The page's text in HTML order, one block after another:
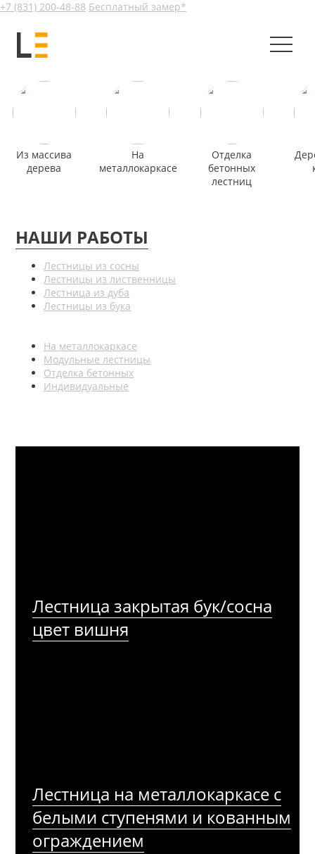
+7 (831) 200-48-88 Бесплатный замер*
Из массива
дерева
На
металлокаркасе
Отделка
бетонных
лестниц
НАШИ РАБОТЫ
Лестницы из сосны
Лестницы из лиственницы
Лестница из дуба
Лестницы из бука
На металлокаркасе
Модульные лестницы
Отделка бетонных
Индивидуальные
Лестница закрытая бук/сосна
цвет вишня
Лестница на металлокаркасе с
белыми ступенями и кованным
ограждением